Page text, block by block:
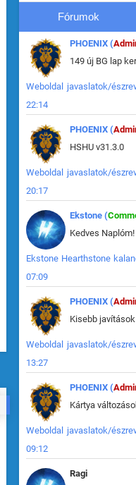
Fórumok
PHOENIX (
Weboldal javaslatok/
22:14
PHOENIX (
HSHU v31.3.0
Weboldal javaslatok/
20:17
Ekstone (
Kedves Naplóm!
Ekstone Hearthstone
07:09
PHOENIX (
Kisebb
Weboldal javaslatok/
13:27
PHOENIX (
Weboldal javaslatok/
09:12
Ragi